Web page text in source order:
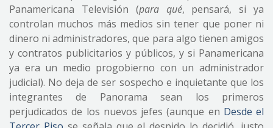
Panamericana Televisión (para qué, pensará, si ya
controlan muchos más medios sin tener que poner ni
dinero ni administradores, que para algo tienen amigos
y contratos publicitarios y públicos, y si Panamericana
ya era un medio progobierno con un administrador
judicial). No deja de ser sospecho e inquietante que los
integrantes de Panorama sean los primeros
perjudicados de los nuevos jefes (aunque en Desde el